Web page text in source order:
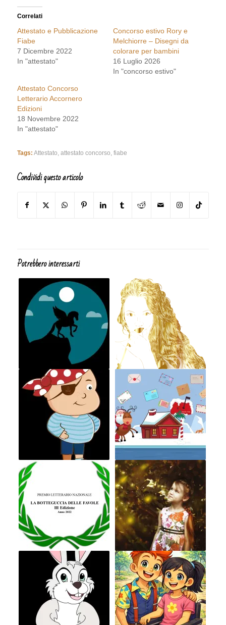
Correlati
Attestato e Pubblicazione
Fiabe
7 Dicembre 2022
In "attestato"
Concorso estivo Rory e
Melchiorre – Disegni da
colorare per bambini
16 Luglio 2026
In "concorso estivo"
Attestato Concorso
Letterario Accornero
Edizioni
18 Novembre 2022
In "attestato"
Tags: Attestato attestato concorso fiabe
Condividi questo articolo
Potrebbero interessarti